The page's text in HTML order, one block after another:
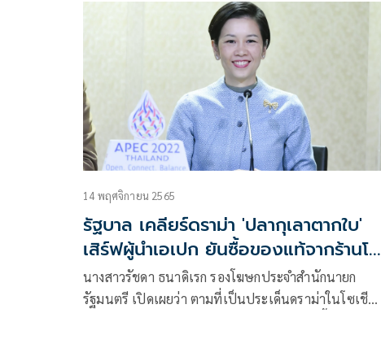
และรัฐมนตรีว่าการกระทรวงกลาโหม รับทราบและยินดี
กับร้านอาหารและ Street Food ไทยที่ได้รับการคัดเลือก
จากมิชลิน ไกด์ (MICHELIN Guide)
14 พฤศจิกายน 2565
รัฐบาล เคลียร์ดราม่า 'ปลากุเลาตากใบ'
เสิร์ฟผู้นำเอเปก ยันซื้อของแท้จากร้านโอ
ทอป5ดาว
นางสาวรัชดา ธนาดิเรก รองโฆษกประจำสำนักนายก
รัฐมนตรี เปิดเผยว่า ตามที่เป็นประเด็นดราม่าในโซเชีย